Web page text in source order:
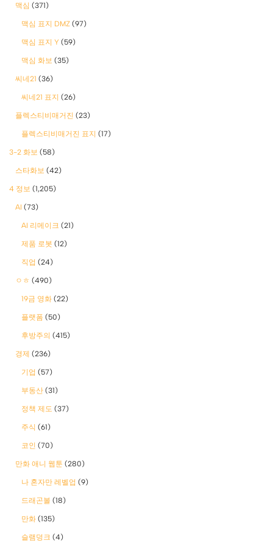
맥심 (371)
맥심 표지 DMZ (97)
맥심 표지 Y (59)
맥심 화보 (35)
씨네21 (36)
씨네21 표지 (26)
플렉스티비매거진 (23)
플렉스티비매거진 표지 (17)
3-2 화보 (58)
스타화보 (42)
4 정보 (1,205)
AI (73)
AI 리메이크 (21)
제품 로봇 (12)
직업 (24)
ㅇㅎ (490)
19금 영화 (22)
플랫폼 (50)
후방주의 (415)
경제 (236)
기업 (57)
부동산 (31)
정책 제도 (37)
주식 (61)
코인 (70)
만화 애니 웹툰 (280)
나 혼자만 레벨업 (9)
드래곤볼 (18)
만화 (135)
슬램덩크 (4)